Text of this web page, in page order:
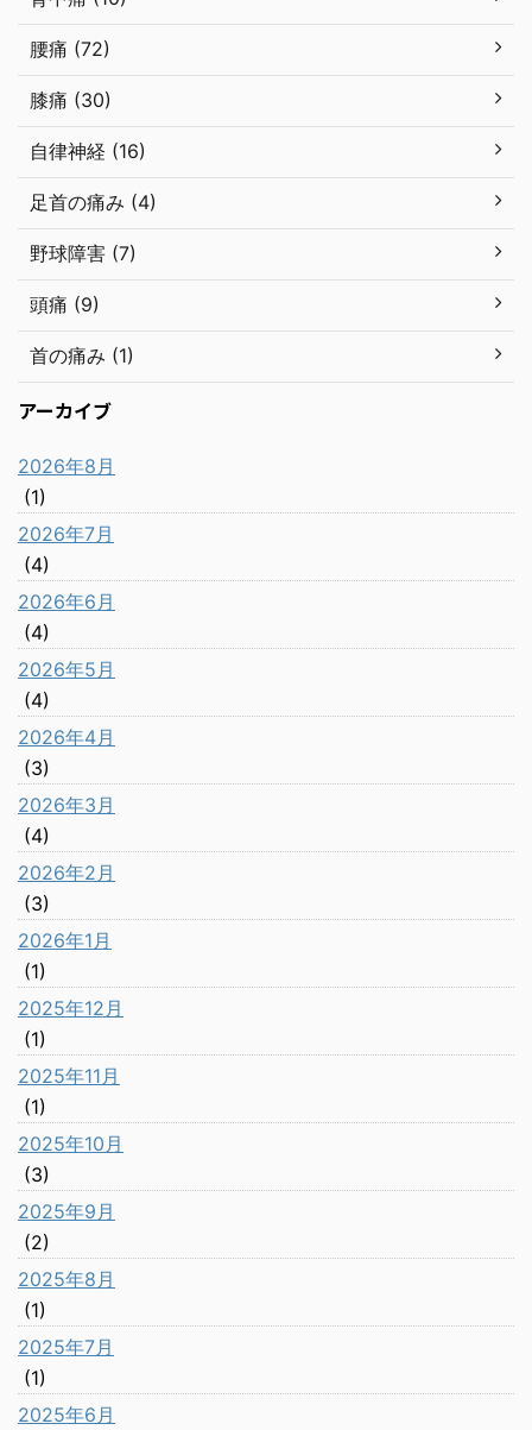
腰痛 (72)
膝痛 (30)
自律神経 (16)
足首の痛み (4)
野球障害 (7)
頭痛 (9)
首の痛み (1)
アーカイブ
2026年8月
(1)
2026年7月
(4)
2026年6月
(4)
2026年5月
(4)
2026年4月
(3)
2026年3月
(4)
2026年2月
(3)
2026年1月
(1)
2025年12月
(1)
2025年11月
(1)
2025年10月
(3)
2025年9月
(2)
2025年8月
(1)
2025年7月
(1)
2025年6月